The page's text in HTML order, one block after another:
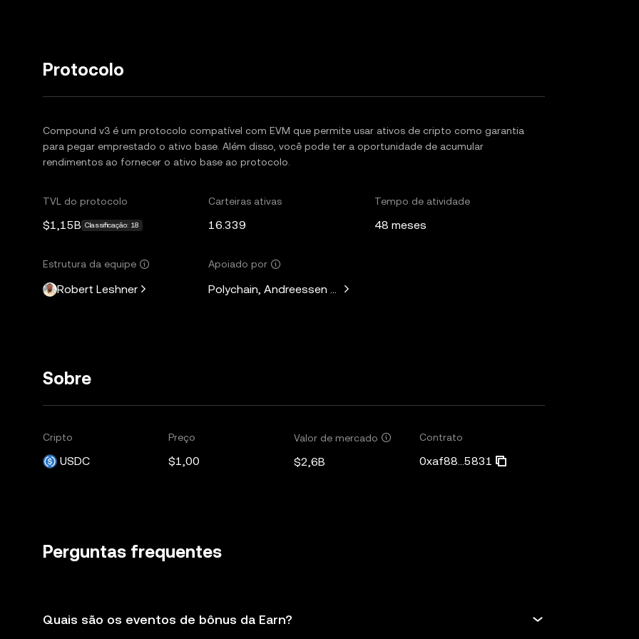
Protocolo
Compound v3 é um protocolo compatível com EVM que permite usar ativos de cripto como garantia
para pegar emprestado o ativo base. Além disso, você pode ter a oportunidade de acumular
rendimentos ao fornecer o ativo base ao protocolo.
TVL do protocolo
$1,15B Classificação: 18
Carteiras ativas
16.339
Tempo de atividade
48 meses
Estrutura da equipe
Robert Leshner
Apoiado por
Polychain, Andreessen Horowitz, Paradigm, Bain Capital Ventures
Sobre
Cripto
USDC
Preço
$1,00
Valor de mercado
$2,6B
Contrato
0xaf88...5831
Perguntas frequentes
Quais são os eventos de bônus da Earn?